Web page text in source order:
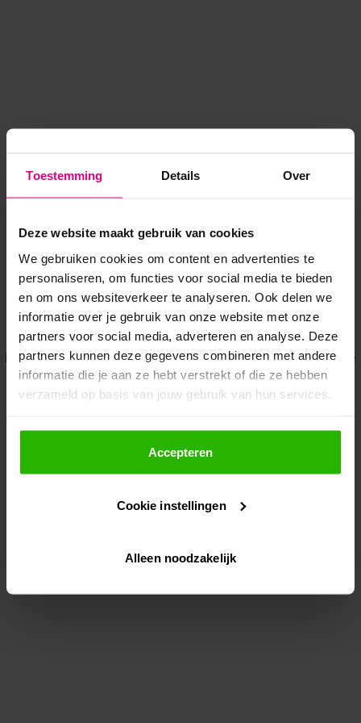
Toestemming Details Over
Deze website maakt gebruik van cookies
We gebruiken cookies om content en advertenties te
personaliseren, om functies voor social media te bieden
en om ons websiteverkeer te analyseren. Ook delen we
informatie over je gebruik van onze website met onze
partners voor social media, adverteren en analyse. Deze
partners kunnen deze gegevens combineren met andere
informatie die je aan ze hebt verstrekt of die ze hebben
verzameld op basis van jouw gebruik van hun services.
Als je op "Accepteer" klikt, dan geef je Voordeeluitjes.nl
toestemming om cookies voor social media en
gepersonaliseerde advertenties te plaatsen.
Lees hier meer over in onsprivacybeleid
Via "Cookie instellingen" kun je ook zelf instellen welke
Accepteren
Cookie instellingen
Alleen noodzakelijk
Application error: a client-side exception has occurred while
loadingwww.voordeeluitjes.nl (see the browser console for more
information).